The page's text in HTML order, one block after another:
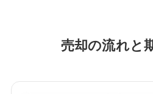
売却の流れと